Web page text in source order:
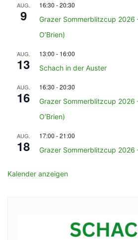
AUG.
9
16:30 -20:30
Grazer Sommerblitzcup 2026
O’Brien)
AUG.
13
13:00 - 16:00
Schach in der Auster
AUG.
16
16:30 -20:30
Grazer Sommerblitzcup 2026
O’Brien)
AUG.
18
17:00 -21:00
Grazer Sommerblitzcup 2026
Kalender anzeigen